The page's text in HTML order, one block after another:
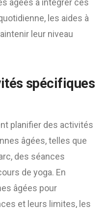
âgées à intégrer ces
les aides à
leur niveau
spécifiques
planifier des activités
âgées, telles que
des séances
de yoga. En
âgées pour
et leurs limites, les